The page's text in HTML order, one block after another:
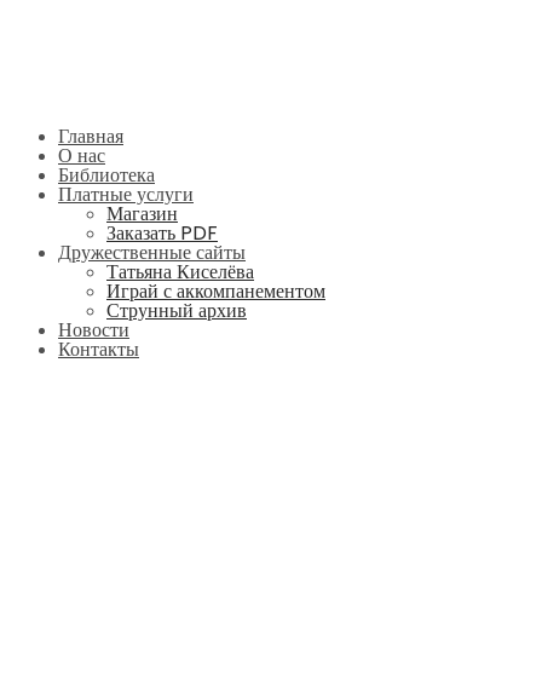
Главная
О нас
Библиотека
Платные услуги
Магазин
Заказать PDF
Дружественные сайты
Татьяна Киселёва
Играй с аккомпанементом
Струнный архив
Новости
Контакты